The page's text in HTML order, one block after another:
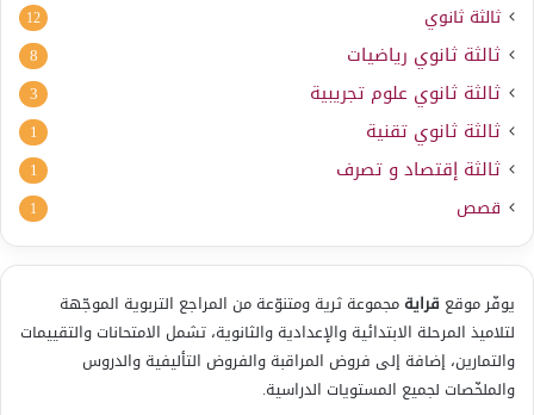
ثالثة ثانوي 12
ثالثة ثانوي رياضيات 8
ثالثة ثانوي علوم تجريبية 3
ثالثة ثانوي تقنية 1
ثالثة إقتصاد و تصرف 1
قصص 1
يوفّر موقع قرايةمجموعة ثرية ومتنوّعة من المراجع التربوية الموجّهة
لتلاميذ المرحلة الابتدائية والإعدادية والثانوية، تشمل الامتحانات والتقييمات
والتمارين، إضافة إلى فروض المراقبة والفروض التأليفية والدروس
والملخّصات لجميع المستويات الدراسية.